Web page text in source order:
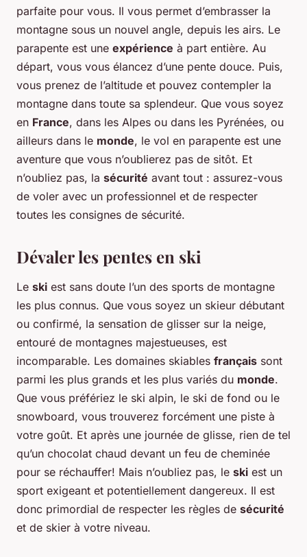
parfaite pour vous. Il vous permet d’embrasser la
montagne sous un nouvel angle, depuis les airs. Le
parapente est une expérience à part entière. Au
départ, vous vous élancez d’une pente douce. Puis,
vous prenez de l’altitude et pouvez contempler la
montagne dans toute sa splendeur. Que vous soyez
en France, dans les Alpes ou dans les Pyrénées, ou
ailleurs dans le monde, le vol en parapente est une
aventure que vous n’oublierez pas de sitôt. Et
n’oubliez pas, la sécurité avant tout : assurez-vous
de voler avec un professionnel et de respecter
toutes les consignes de sécurité.
Dévaler les pentes en ski
Le ski est sans doute l’un des sports de montagne
les plus connus. Que vous soyez un skieur débutant
ou confirmé, la sensation de glisser sur la neige,
entouré de montagnes majestueuses, est
incomparable. Les domaines skiables français sont
parmi les plus grands et les plus variés du monde.
Que vous préfériez le ski alpin, le ski de fond ou le
snowboard, vous trouverez forcément une piste à
votre goût. Et après une journée de glisse, rien de tel
qu’un chocolat chaud devant un feu de cheminée
pour se réchauffer! Mais n’oubliez pas, le ski est un
sport exigeant et potentiellement dangereux. Il est
donc primordial de respecter les règles de sécurité
et de skier à votre niveau.